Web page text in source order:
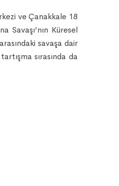
ve Çanakkale 18
Küresel
savaşa dair
sırasında da